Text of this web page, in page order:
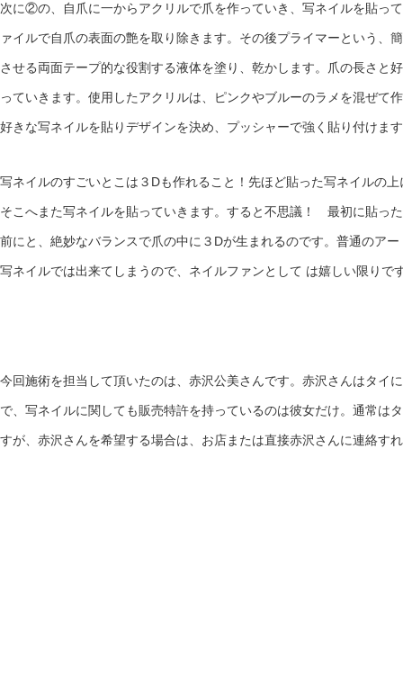
次に②の、自爪に一からアクリルで爪を作っていき、写ネイルを貼っ
ァイルで自爪の表面の艶を取り除きます。その後プライマーという、
させる両面テープ的な役割する液体を塗り、乾かします。爪の長さと
っていきます。使用したアクリルは、ピンクやブルーのラメを混ぜて
好きな写ネイルを貼りデザインを決め、プッシャーで強く貼り付けま
写ネイルのすごいとこは３Dも作れること！先ほど貼った写ネイルの
そこへまた写ネイルを貼っていきます。すると不思議！ 最初に貼っ
前にと、絶妙なバランスで爪の中に３Dが生まれるのです。普通のア
写ネイルでは出来てしまうので、ネイルファンとして は嬉しい限りで
今回施術を担当して頂いたのは、赤沢公美さんです。赤沢さんはタイ
で、写ネイルに関しても販売特許を持っているのは彼女だけ。通常は
すが、赤沢さんを希望する場合は、お店または直接赤沢さんに連絡す